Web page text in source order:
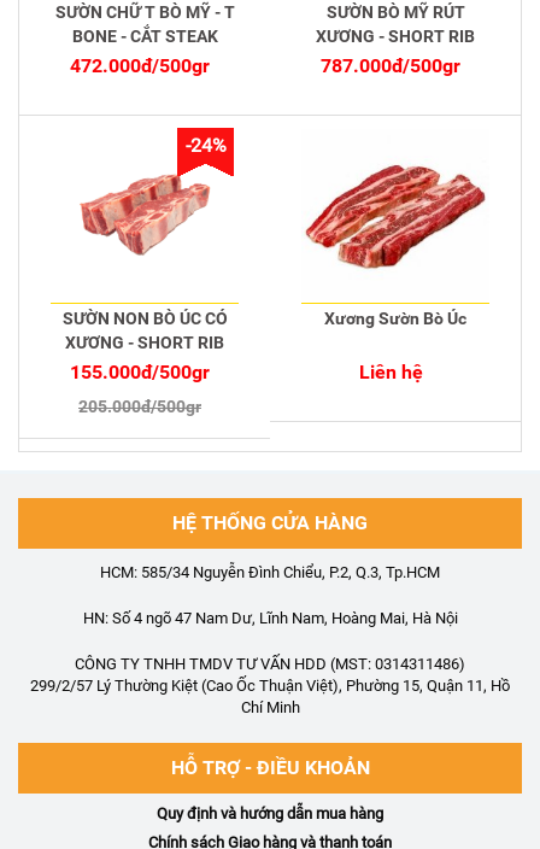
SƯỜN CHỮ T BÒ MỸ - T
BONE - CẮT STEAK
472.000đ/500gr
SƯỜN BÒ MỸ RÚT
XƯƠNG - SHORT RIB
BONELESS - CẮT
787.000đ/500gr
SƯỜN NON BÒ ÚC CÓ
XƯƠNG - SHORT RIB
BONE IN - CẮT STEAK
155.000đ/500gr
205.000đ/500gr
-24%
Xương Sườn Bò Úc
Liên hệ
HỆ THỐNG CỬA HÀNG
HCM: 585/34 Nguyễn Đình Chiểu, P.2, Q.3, Tp.HCM
HN: Số 4 ngõ 47 Nam Dư, Lĩnh Nam, Hoàng Mai, Hà Nội
CÔNG TY TNHH TMDV TƯ VẤN HDD (MST: 0314311486)
299/2/57 Lý Thường Kiệt (Cao Ốc Thuận Việt), Phường 15, Quận 11, Hồ
Chí Minh
HỖ TRỢ - ĐIỀU KHOẢN
Quy định và hướng dẫn mua hàng
Chính sách Giao hàng và thanh toán